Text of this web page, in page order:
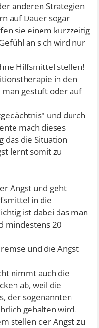
anderen Strategien
auf Dauer sogar
sie einem kurzzeitig
an sich wird nur
Hilfsmittel stellen!
in den
man gestuft oder auf
und durch
mach dieses
das die Situation
lernt somit zu
Angst und geht
in die
ist dabei das man
mindestens 20
und die Angst
nimmt auch die
ab, weil die
der sogenannten
gehalten wird.
stellen der Angst zu